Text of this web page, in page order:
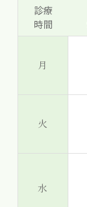
診療
時間
月
火
水